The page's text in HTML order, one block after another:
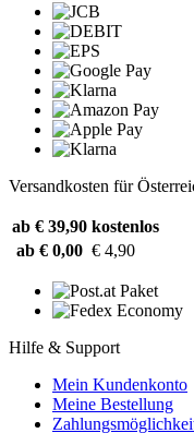
Versandkosten für
ab € 39,90 kostenlos
ab € 0,00 € 4,90
Hilfe & Support
Mein Kundenkonto
Meine Bestellung